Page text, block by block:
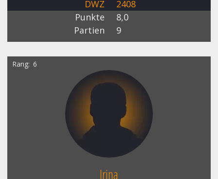
DWZ
2408
Punkte
8,0
Partien
9
Rang 6
Irina